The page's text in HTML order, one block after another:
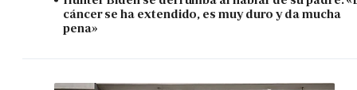
cáncer se ha extendido, es muy duro y da mucha
pena»